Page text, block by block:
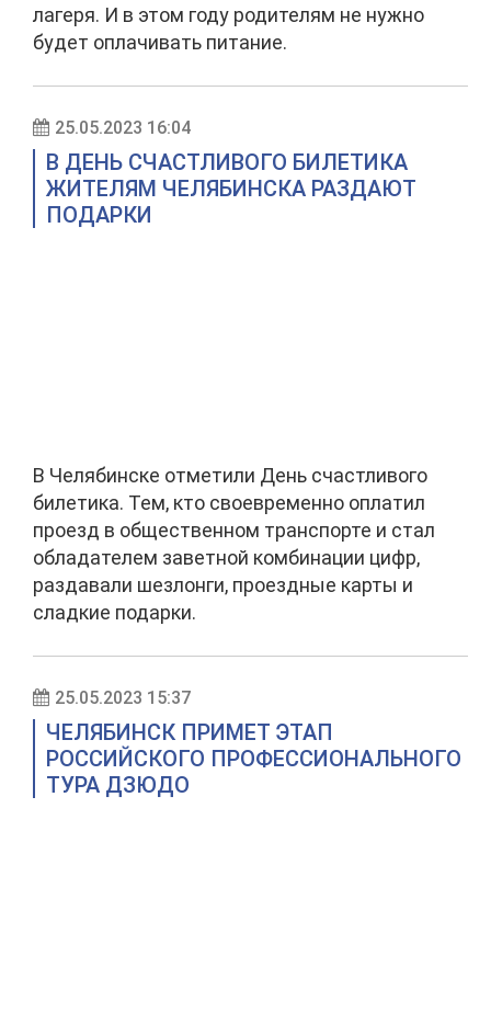
лагеря. И в этом году родителям не нужно
будет оплачивать питание.
25.05.2023 16:04
В ДЕНЬ СЧАСТЛИВОГО БИЛЕТИКА
ЖИТЕЛЯМ ЧЕЛЯБИНСКА РАЗДАЮТ
ПОДАРКИ
В Челябинске отметили День счастливого
билетика. Тем, кто своевременно оплатил
проезд в общественном транспорте и стал
обладателем заветной комбинации цифр,
раздавали шезлонги, проездные карты и
сладкие подарки.
25.05.2023 15:37
ЧЕЛЯБИНСК ПРИМЕТ ЭТАП
РОССИЙСКОГО ПРОФЕССИОНАЛЬНОГО
ТУРА ДЗЮДО